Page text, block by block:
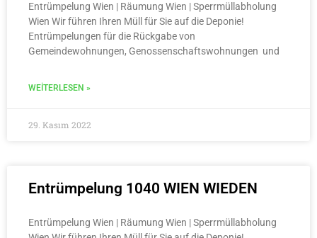
Entrümpelung Wien | Räumung Wien | Sperrmüllabholung
Wien Wir führen Ihren Müll für Sie auf die Deponie!
Entrümpelungen für die Rückgabe von
Gemeindewohnungen, Genossenschaftswohnungen und
WEITERLESEN »
29. Kasım 2022
Entrümpelung 1040 WIEN WIEDEN
Entrümpelung Wien | Räumung Wien | Sperrmüllabholung